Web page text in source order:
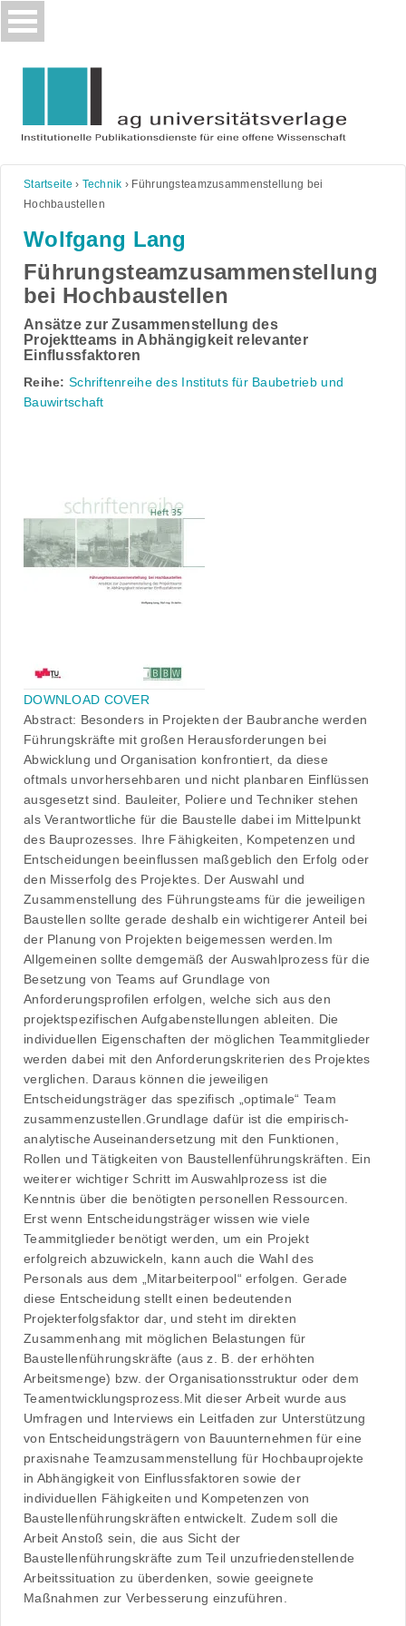
Skip
to
Startseite › Technik › Führungsteamzusammenstellung bei
Hochbaustellen
Wolfgang Lang
Führungsteamzusammenstellung
bei Hochbaustellen
Ansätze zur Zusammenstellung des
Projektteams in Abhängigkeit relevanter
Einflussfaktoren
Reihe: Schriftenreihe des Instituts für Baubetrieb und
Bauwirtschaft
DOWNLOAD COVER
Abstract: Besonders in Projekten der Baubranche werden
Führungskräfte mit großen Herausforderungen bei
Abwicklung und Organisation konfrontiert, da diese
oftmals unvorhersehbaren und nicht planbaren Einflüssen
ausgesetzt sind. Bauleiter, Poliere und Techniker stehen
als Verantwortliche für die Baustelle dabei im Mittelpunkt
des Bauprozesses. Ihre Fähigkeiten, Kompetenzen und
Entscheidungen beeinflussen maßgeblich den Erfolg oder
den Misserfolg des Projektes. Der Auswahl und
Zusammenstellung des Führungsteams für die jeweiligen
Baustellen sollte gerade deshalb ein wichtigerer Anteil bei
der Planung von Projekten beigemessen werden.Im
Allgemeinen sollte demgemäß der Auswahlprozess für die
Besetzung von Teams auf Grundlage von
Anforderungsprofilen erfolgen, welche sich aus den
projektspezifischen Aufgabenstellungen ableiten. Die
individuellen Eigenschaften der möglichen Teammitglieder
werden dabei mit den Anforderungskriterien des Projektes
verglichen. Daraus können die jeweiligen
Entscheidungsträger das spezifisch „optimale“ Team
zusammenzustellen.Grundlage dafür ist die empirisch-
analytische Auseinandersetzung mit den Funktionen,
Rollen und Tätigkeiten von Baustellenführungskräften. Ein
weiterer wichtiger Schritt im Auswahlprozess ist die
Kenntnis über die benötigten personellen Ressourcen.
Erst wenn Entscheidungsträger wissen wie viele
Teammitglieder benötigt werden, um ein Projekt
erfolgreich abzuwickeln, kann auch die Wahl des
Personals aus dem „Mitarbeiterpool“ erfolgen. Gerade
diese Entscheidung stellt einen bedeutenden
Projekterfolgsfaktor dar, und steht im direkten
Zusammenhang mit möglichen Belastungen für
Baustellenführungskräfte (aus z. B. der erhöhten
Arbeitsmenge) bzw. der Organisationsstruktur oder dem
Teamentwicklungsprozess.Mit dieser Arbeit wurde aus
Umfragen und Interviews ein Leitfaden zur Unterstützung
von Entscheidungsträgern von Bauunternehmen für eine
praxisnahe Teamzusammenstellung für Hochbauprojekte
in Abhängigkeit von Einflussfaktoren sowie der
individuellen Fähigkeiten und Kompetenzen von
Baustellenführungskräften entwickelt. Zudem soll die
Arbeit Anstoß sein, die aus Sicht der
Baustellenführungskräfte zum Teil unzufriedenstellende
Arbeitssituation zu überdenken, sowie geeignete
Maßnahmen zur Verbesserung einzuführen.